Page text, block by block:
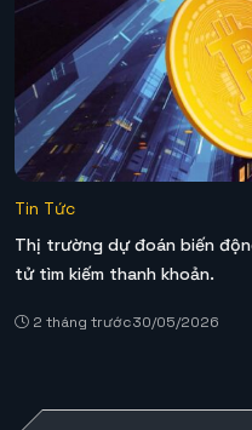
Tin Tức
Thị trường dự đoán biến
tử tìm kiếm thanh khoản.
2 tháng trước30/05/2026